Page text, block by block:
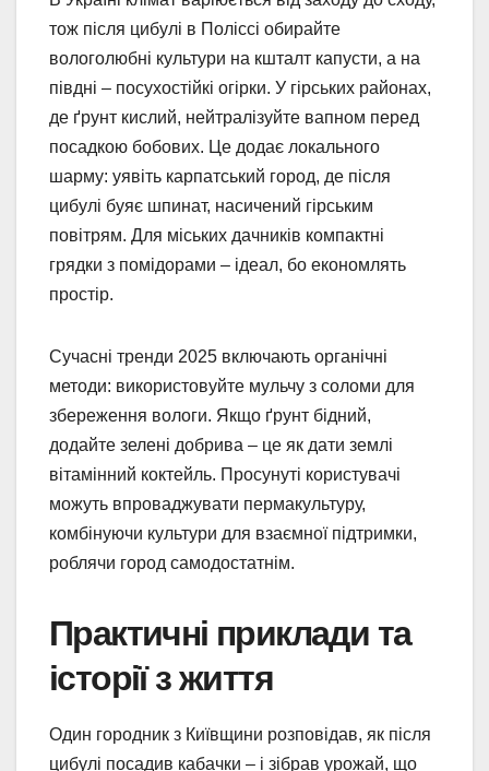
тож після цибулі в Поліссі обирайте
вологолюбні культури на кшталт капусти, а на
півдні – посухостійкі огірки. У гірських районах,
де ґрунт кислий, нейтралізуйте вапном перед
посадкою бобових. Це додає локального
шарму: уявіть карпатський город, де після
цибулі буяє шпинат, насичений гірським
повітрям. Для міських дачників компактні
грядки з помідорами – ідеал, бо економлять
простір.
Сучасні тренди 2025 включають органічні
методи: використовуйте мульчу з соломи для
збереження вологи. Якщо ґрунт бідний,
додайте зелені добрива – це як дати землі
вітамінний коктейль. Просунуті користувачі
можуть впроваджувати пермакультуру,
комбінуючи культури для взаємної підтримки,
роблячи город самодостатнім.
Практичні приклади та
історії з життя
Один городник з Київщини розповідав, як після
цибулі посадив кабачки – і зібрав урожай, що